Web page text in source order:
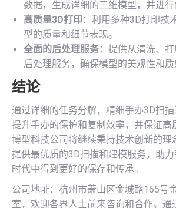
数据，生成详细的三维模型，并进行
高质量3D打印：利用多种3D打印技
型的质量和细节表现。
全面的后处理服务：提供从清洗、
后处理服务，确保模型的美观性和质
结论
通过详细的任务分解，精细手办3D扫
提升手办的保护和复制效率，并保证高
博型科技公司将继续秉持技术创新的理
提供最优质的3D扫描和建模服务，助
时代中得到更好的保存和传承。
公司地址：杭州市萧山区金城路165号
室，欢迎各界人士前来咨询和合作。通